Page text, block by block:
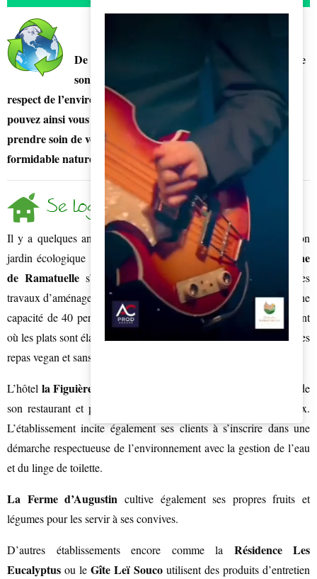
BACK
BACK
BACK
De très nombreux professionnels de la commune
sont engagés dans des démarches vertueuses de
respect de l’environnement.
En venant à Ramatuelle, vous
pouvez ainsi vous loger, manger, boire, vous déplacer et même
prendre soin de votre peau tout en préservant et protégeant la
formidable nature qui nous entoure.
Se loger …
Il y a quelques années déjà,l’hôtel MUSEa été primé pour son
jardin écologique en autosuffisance. Tandis que l’hôtel
La Vigne
de Ramatuelle s’est lancé dans la permaculture, a réalisé des
travaux d’aménagements et mis en place une phyto-épuration d’une
capacité de 40 personnes. L’hôtel possède également un restaurant
où les plats sont élaborés avec des producteurs locaux et qui sert des
repas vegan et sans gluten.
L’hôtel la Figuière
cultive ses tomates qui sont servies à la table de
son restaurant et privilégie au maximum des producteurs locaux.
L’établissement incite également ses clients à s’inscrire dans une
démarche respectueuse de l’environnement avec la gestion de l’eau
et du linge de toilette.
La Ferme d’Augustin cultive également ses propres fruits et
légumes pour les servir à ses convives.
D’autres établissements encore comme la Résidence Les
Eucalyptus ou leGîte Leï Soucoutilisent des produits d’entretien